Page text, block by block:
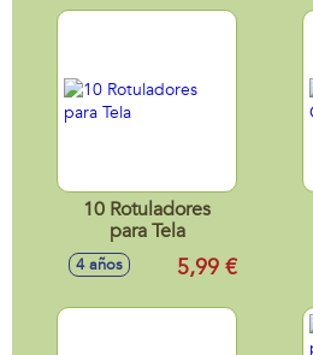
10 Rotuladores
para Tela
4 años 5,99 €